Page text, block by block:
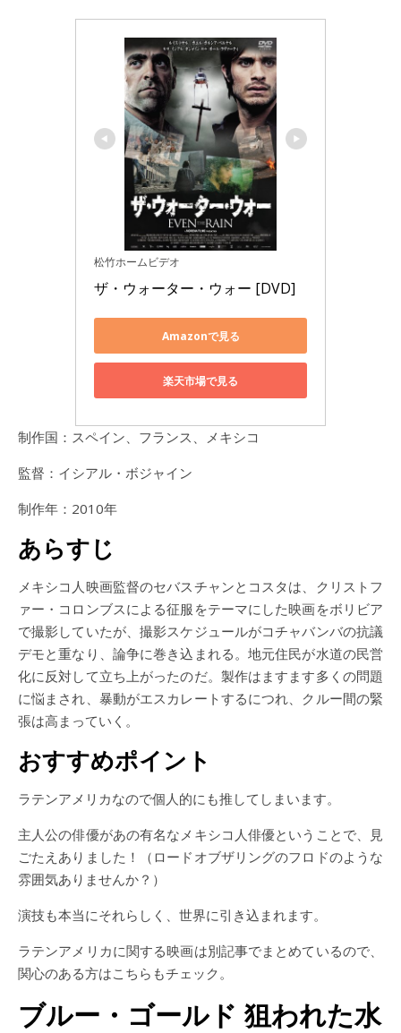
松竹ホームビデオ
ザ・ウォーター・ウォー [DVD]
Amazonで見る
楽天市場で見る
制作国：スペイン、フランス、メキシコ
監督：イシアル・ボジャイン
制作年：2010年​
あらすじ
メキシコ人映画監督のセバスチャンとコスタは、クリストフ
ァー・コロンブスによる征服をテーマにした映画をボリビア
で撮影していたが、撮影スケジュールがコチャバンバの抗議
デモと重なり、論争に巻き込まれる。地元住民が水道の民営
化に反対して立ち上がったのだ。製作はますます多くの問題
に悩まされ、暴動がエスカレートするにつれ、クルー間の緊
張は高まっていく。
おすすめポイント
ラテンアメリカなので個人的にも推してしまいます。
主人公の俳優があの有名なメキシコ人俳優ということで、見
ごたえありました！（ロードオブザリングのフロドのような
雰囲気ありませんか？）
演技も本当にそれらしく、世界に引き込まれます。
ラテンアメリカに関する映画は別記事でまとめているので、
関心のある方はこちらもチェック。
ブルー・ゴールド 狙われた水